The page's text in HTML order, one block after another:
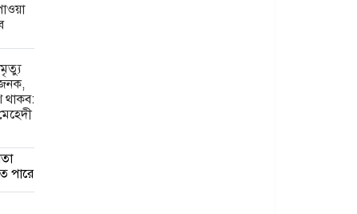
মৃত্যু
থাকব:
পারে